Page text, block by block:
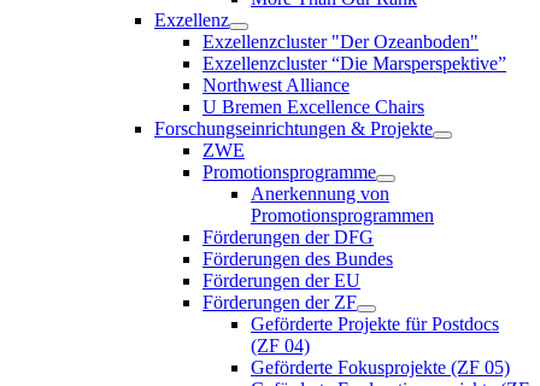
Exzellenz
Exzellenzcluster "Der Ozeanboden"
Exzellenzcluster “Die Marsperspektive”
Northwest Alliance
U Bremen Excellence Chairs
Forschungseinrichtungen & Projekte
ZWE
Promotionsprogramme
Anerkennung von
Promotionsprogrammen
Förderungen der DFG
Förderungen des Bundes
Förderungen der EU
Förderungen der ZF
Geförderte Projekte für Postdocs
(ZF 04)
Geförderte Fokusprojekte (ZF 05)